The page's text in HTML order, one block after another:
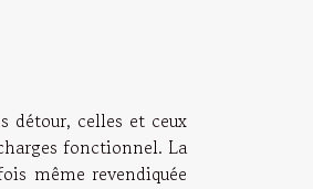
détour, celles et ceux
fonctionnel. La
même revendiquée